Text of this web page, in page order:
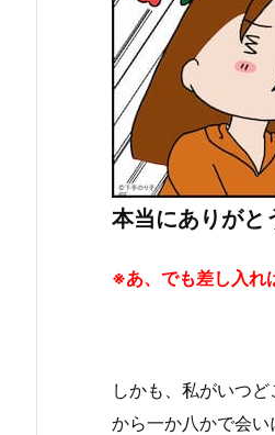
本当にありがと
※あ、でも差し入れ
しかも、私がいつ
から一か八かで会い